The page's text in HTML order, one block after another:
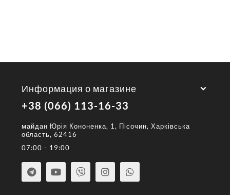
Информация о магазине
+38 (066) 113-16-33
майдан Юрія Кононенка, 1, Пісочин, Харківська
область, 62416
07:00 - 19:00